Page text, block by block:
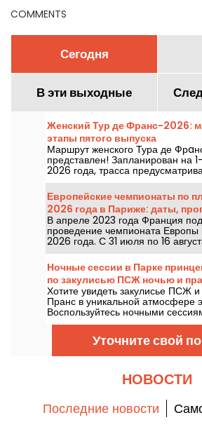
COMMENTS
Сегодня
В эти выходные
Женский Тур де Франс-2026:
этапы пятого выпуска
Маршрут женского Тура де
представлен! Запланирован на
2026 года, трасса
старт — в Швейцарии, финиш —
Узнайте, что нас ждёт в этом году.
Европейские чемпионаты по
2026 года в Париже: даты,
информация о соревновании
В апреле 2023 года Франция
проведение чемпионата
2026 года. С 31 июля по 16
Олимпийский водный центр
прийти поддержать наших
информация, которую нужно
соревновании и дисциплинах!
Ночные сессии в Парке
по закулисью ПСЖ ночью и
гинге́тта с диджей-сетами
Хотите увидеть закулисье ПСЖ
Пранс в уникальной атмосфере
Воспользуйтесь ночными
попасть на стадион ночью и
множеством праздничных
программа на лето 2026 года!
Уточните свой
НОВОСТИ
Последние новости